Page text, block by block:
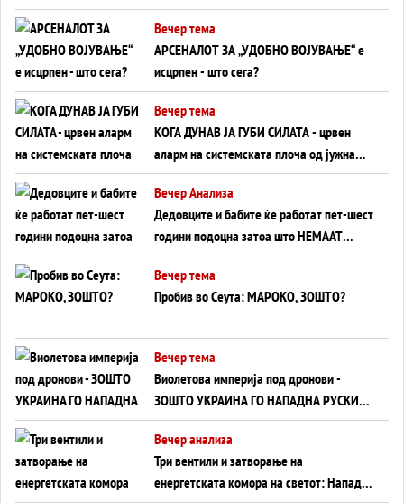
БЕЗ ФРОНТ
Вечер тема
АРСЕНАЛОТ ЗА „УДОБНО ВОЈУВАЊЕ“ е
исцрпен - што сега?
Вечер тема
КОГА ДУНАВ ЈА ГУБИ СИЛАТА - црвен
аларм на системската плоча од јужна
Германија до Црното Море...
Вечер Анализа
Дедовците и бабите ќе работат пет-шест
години подоцна затоа што НЕМААТ
ВНУЦИ ДА ГИ ЗАМЕНАТ
Вечер тема
Пробив во Сеута: МАРОКО, ЗОШТО?
Вечер тема
Виолетова империја под дронови -
ЗОШТО УКРАИНА ГО НАПАДНА РУСКИОТ
WILDBERRIES
Вечер анализа
Три вентили и затворање на
енергетската комора на светот: Нападот